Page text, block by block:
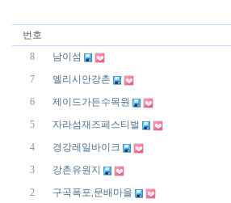
번호
8
남이섬
7
엘리시안강촌
6
제이드가든수목원
5
자라섬재즈페스티벌
4
경강레일바이크
3
강촌유원지
2
구곡폭포,문배마을